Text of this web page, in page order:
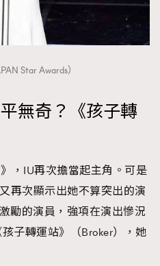
Star Awards）
無奇？《孩子轉
，IU再次擔當起主角。可是
再次顯示出她不算突出的演
勵的演員，強項在演出慘況
子轉運站》（Broker），她